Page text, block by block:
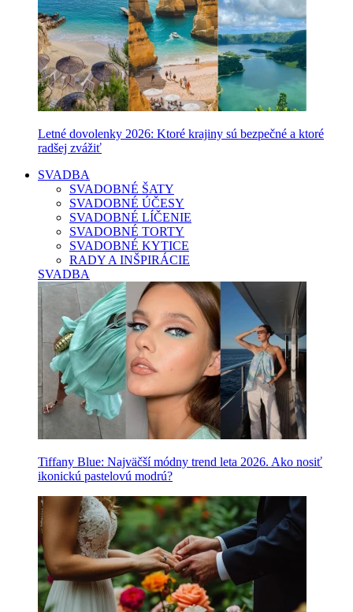
Letné dovolenky 2026: Ktoré krajiny sú bezpečné a ktoré
radšej zvážiť
SVADBA
SVADOBNÉ ŠATY
SVADOBNÉ ÚČESY
SVADOBNÉ LÍČENIE
SVADOBNÉ TORTY
SVADOBNÉ KYTICE
RADY A INŠPIRÁCIE
SVADBA
Tiffany Blue: Najväčší módny trend leta 2026. Ako nosiť
ikonickú pastelovú modrú?